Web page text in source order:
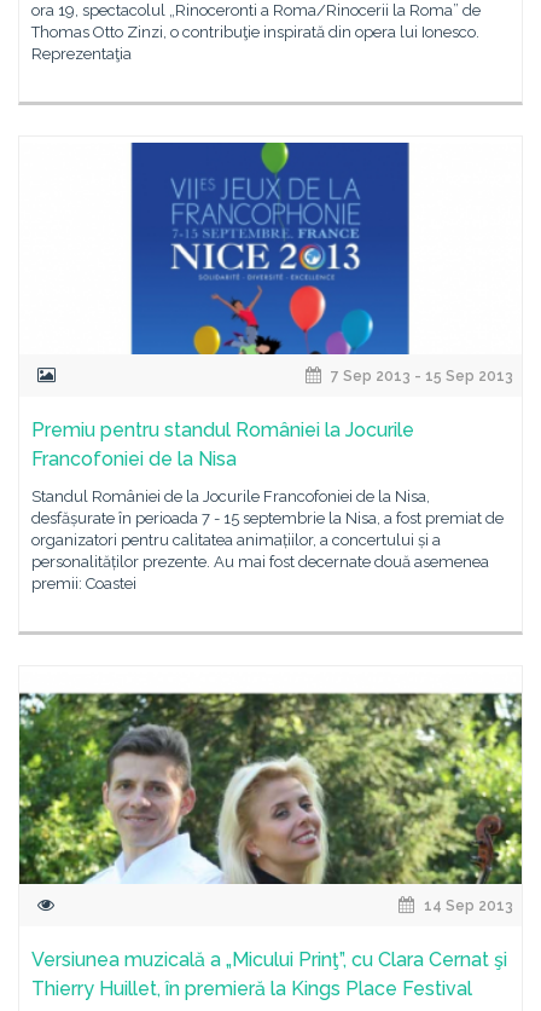
ora 19, spectacolul „Rinoceronti a Roma/Rinocerii la Roma” de
Thomas Otto Zinzi, o contribuţie inspirată din opera lui Ionesco.
Reprezentaţia
7 Sep 2013 - 15 Sep 2013
Premiu pentru standul României la Jocurile
Francofoniei de la Nisa
Standul României de la Jocurile Francofoniei de la Nisa,
desfășurate în perioada 7 - 15 septembrie la Nisa, a fost premiat de
organizatori pentru calitatea animațiilor, a concertului și a
personalităților prezente. Au mai fost decernate două asemenea
premii: Coastei
14 Sep 2013
Versiunea muzicală a „Micului Prinţ”, cu Clara Cernat şi
Thierry Huillet, în premieră la Kings Place Festival